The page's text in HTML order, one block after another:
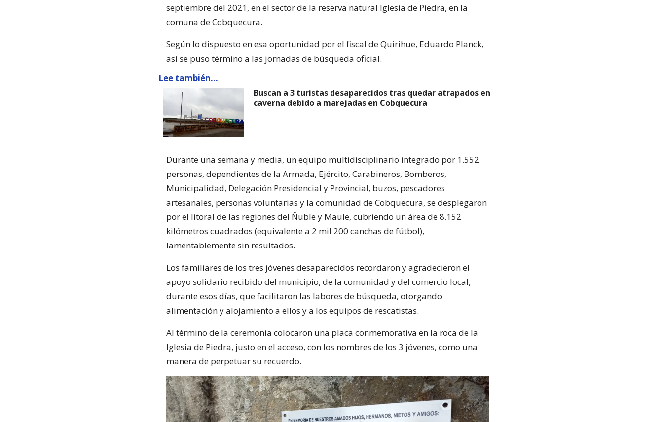
septiembre del 2021, en el sector de la reserva natural Iglesia de Piedra, en la
comuna de Cobquecura.
Según lo dispuesto en esa oportunidad por el fiscal de Quirihue, Eduardo Planck,
así se puso término a las jornadas de búsqueda oficial.
Lee también...
Buscan a 3 turistas desaparecidos tras quedar atrapados en
caverna debido a marejadas en Cobquecura
Durante una semana y media, un equipo multidisciplinario integrado por 1.552
personas, dependientes de la Armada, Ejército, Carabineros, Bomberos,
Municipalidad, Delegación Presidencial y Provincial, buzos, pescadores
artesanales, personas voluntarias y la comunidad de Cobquecura, se desplegaron
por el litoral de las regiones del Ñuble y Maule, cubriendo un área de 8.152
kilómetros cuadrados (equivalente a 2 mil 200 canchas de fútbol),
lamentablemente sin resultados.
Los familiares de los tres jóvenes desaparecidos recordaron y agradecieron el
apoyo solidario recibido del municipio, de la comunidad y del comercio local,
durante esos días, que facilitaron las labores de búsqueda, otorgando
alimentación y alojamiento a ellos y a los equipos de rescatistas.
Al término de la ceremonia colocaron una placa conmemorativa en la roca de la
Iglesia de Piedra, justo en el acceso, con los nombres de los 3 jóvenes, como una
manera de perpetuar su recuerdo.